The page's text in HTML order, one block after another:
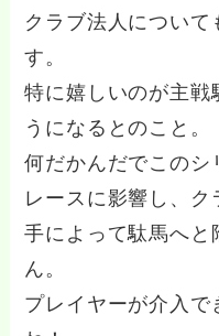
クラブ法人につい
す。
特に嬉しいのが主戦
うになるとのこと。
何だかんだでこのシ
レースに影響し、
手によって駄馬へと
ん。
プレイヤーが介入で